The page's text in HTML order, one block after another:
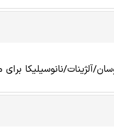
آلژینات/نانوسیلیکا